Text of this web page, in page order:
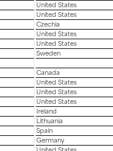
United States
United States
Czechia
United States
United States
Sweden
Canada
United States
United States
United States
Ireland
Lithuania
Spain
Germany